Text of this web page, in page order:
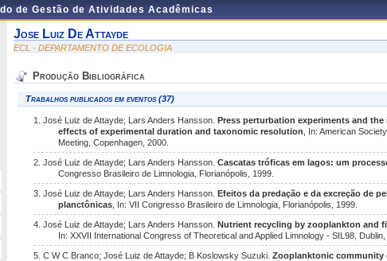
de Gestão de Atividades Acadêmicas
Jose Luiz De Attayde
ECL - DEPARTAMENTO DE ECOLOGIA
Produção Bibliográfica
Trabalhos publicados em eventos (37)
1. José Luiz de Attayde; Lars Anders Hansson. Press perturbation experiments and
effects of experimental duration and taxonomic resolution
, In: American
Meeting, Copenhagen, 2000.
2. José Luiz de Attayde; Lars Anders Hansson. Cascatas tróficas em lagos: um
Congresso Brasileiro de Limnologia, Florianópolis, 1999.
3. José Luiz de Attayde; Lars Anders Hansson. Efeitos da predação e da excreção de
planctônicas , In: VII Congresso Brasileiro de Limnologia, Florianópolis, 1999.
4. José Luiz de Attayde; Lars Anders Hansson. Nutrient recycling by zooplankton and
In: XXVII International Congress of Theoretical and Applied Limnology - SIL98, Dublin,
5. C W C Branco; José Luiz de Attayde; B Koslowsky Suzuki. Zooplanktonic community